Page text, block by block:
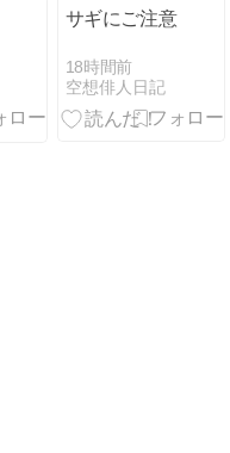
サギにご注意
18時間前
空想俳人日記